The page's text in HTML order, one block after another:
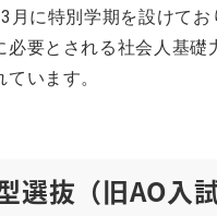
に特別学期を設けてお
要とされる社会人基礎
います。
選抜（旧AO入